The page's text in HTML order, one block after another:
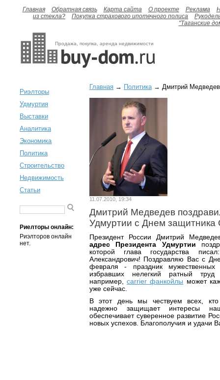
Главная Обратная связь Карта сайта О проекте Реклама
из стекла?
Покупка страхового ипотечного полиса
"Таганские
Продажа, покупка, аренда недвижимости
Риэлторы
Удмуртия
Выставки
Аналитика
Экономика
Политика
Строительство
Недвижимость
Статьи
Риелторы онлайн:
Риэлторов онлайн
нет.
Главная → Политика→ Дмитрий Медведев
11.07.2010, 19:34
Дмитрий Медведев
Удмуртии с Днем защитника
Президент России Дмитрий
адрес Президента Удмуртии
которой глава государства
Александрович! Поздравляю Вас с
февраля - праздник
избравших нелегкий ратный
например,carrier фанкойлы может
уже сейчас.
В этот день мы чествуем всех,
надежно защищает интересы
обеспечивает суверенное развитие
новых успехов. Благополучия и удачи